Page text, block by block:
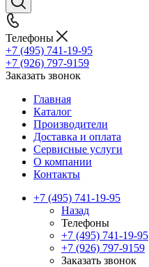
Телефоны
+7 (495) 741-19-95
+7 (926) 797-9159
Заказать звонок
Главная
Каталог
Производители
Доставка и оплата
Сервисные услуги
О компании
Контакты
+7 (495) 741-19-95
Назад
Телефоны
+7 (495) 741-19-95
+7 (926) 797-9159
Заказать звонок